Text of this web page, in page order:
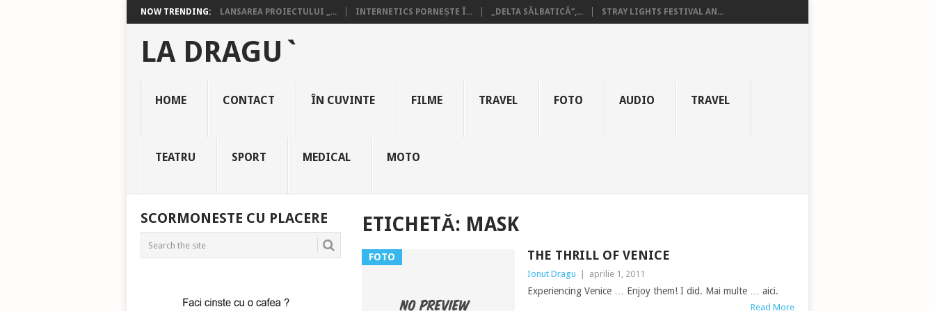
NOW TRENDING: LANSAREA PROIECTULUI „... INTERNETICS PORNEȘTE Î... „DELTA SĂLBATICĂ”,... STRAY LIGHTS FESTIVAL AN...
LA DRAGU`
HOME CONTACT ÎN CUVINTE FILME TRAVEL FOTO AUDIO TRAVEL
TEATRU SPORT MEDICAL MOTO
ETICHETĂ: MASK
FOTO THE THRILL OF VENICE
Ionut Dragu aprilie 1, 2011
Experiencing Venice … Enjoy them! I did. Mai multe … aici.
Read More
SCORMONESTE CU PLACERE